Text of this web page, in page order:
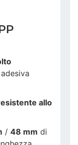
allo
/ 48 mm di